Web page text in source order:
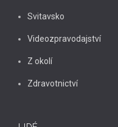
Svitavsko
Videozpravodajství
Z okolí
Zdravotnictví